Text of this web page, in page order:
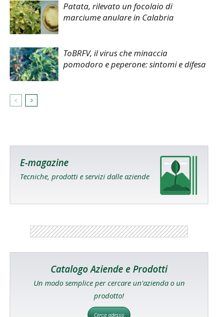
Patata, rilevato un focolaio di
marciume anulare in Calabria
ToBRFV, il virus che minaccia
pomodoro e peperone: sintomi e difesa
E-magazine
Tecniche, prodotti e servizi dalle aziende
Catalogo Aziende e Prodotti
Un modo semplice per cercare un'azienda o un
prodotto!
Cerca adesso